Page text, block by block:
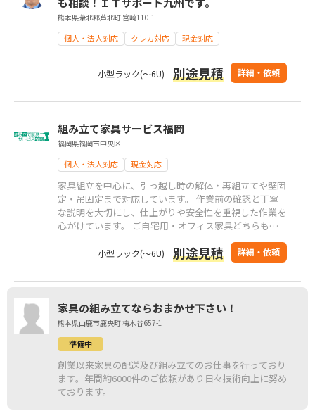
熊本県葦北郡芦北町 宮崎110-1
個人・法人対応 クレカ対応 現金対応
小型ラック(～6U) 別途見積 詳細・依頼
組み立て家具サービス福岡
福岡県福岡市中央区
個人・法人対応 現金対応
家具組立を中心に、引っ越し時の解体・再組立てや壁固
定・吊固定まで対応しています。 作業前の確認と丁寧
な説明を大切にし、仕上がりや安全性を重視した作業を
心がけています。 ご自宅用・オフィス家具どちらも対
応可能で、初めての方でも安心してご依頼いただけま
小型ラック(～6U) 別途見積 詳細・依頼
家具の組み立てならおまかせ下さい！
熊本県山鹿市鹿央町 梅木谷657-1
準備中
創業以来家具の配送及び組み立てのお仕事を行っており
ます。年間約6000件のご依頼があり日々技術向上に努め
ております。